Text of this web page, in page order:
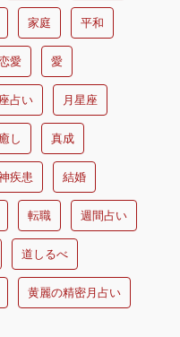
家庭 平和
愛 愛
占い 月星座
し 真成
疾患 結婚
転職 週間占い
道しるべ
黄麗の精密月占い